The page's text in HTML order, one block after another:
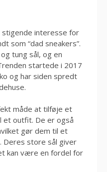
stigende interesse for
som “dad sneakers”.
tung sål, og en
startede i 2017
og har siden spredt
måde at tilføje et
et outfit. De er også
gør dem til et
Deres store sål giver
kan være en fordel for